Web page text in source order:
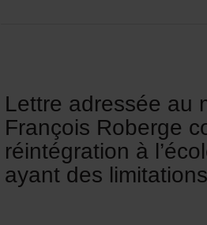
Lettre adressée au
François Roberge
réintégration à
ayant des